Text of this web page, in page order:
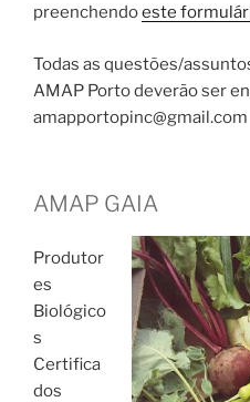
preenchendoeste
Todas as questões/
AMAP Porto deverão ser
amapportopinc@gmail.com
AMAP GAIA
Produtor
es
Biológico
s
Certifica
dos